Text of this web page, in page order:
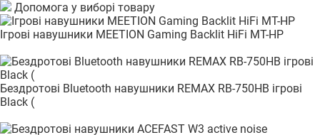
Допомога у виборі товару
Ігрові навушники MEETION Gaming Backlit HiFi MT-HP
Бездротові Bluetooth навушники REMAX RB-750HB ігрові
Black (